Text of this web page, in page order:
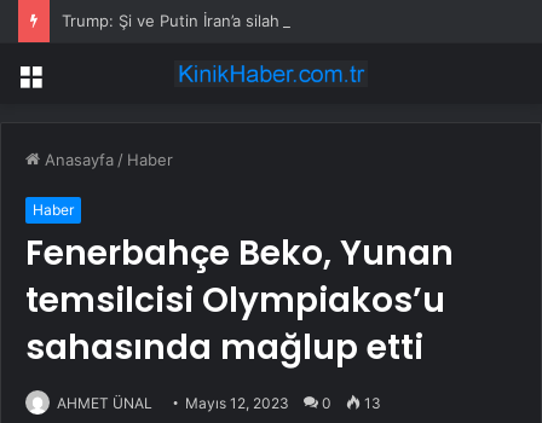
Trump: Şi ve Putin İran’a silah satmayacaklarını söyledi
Menü
Anasayfa / Haber
Haber
Fenerbahçe Beko, Yunan
temsilcisi Olympiakos’u
sahasında mağlup etti
AHMET ÜNAL Mayıs 12, 2023 0 13